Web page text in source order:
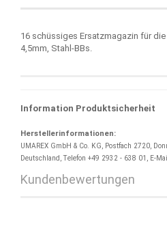
16 schüssiges Ersatzmagazin für die
4,5mm, Stahl-BBs.
Information Produktsicherheit
Herstellerinformationen:
UMAREX GmbH & Co. KG, Postfach 2720,
Deutschland, Telefon +49 2932 - 638 01, E-
Kundenbewertungen